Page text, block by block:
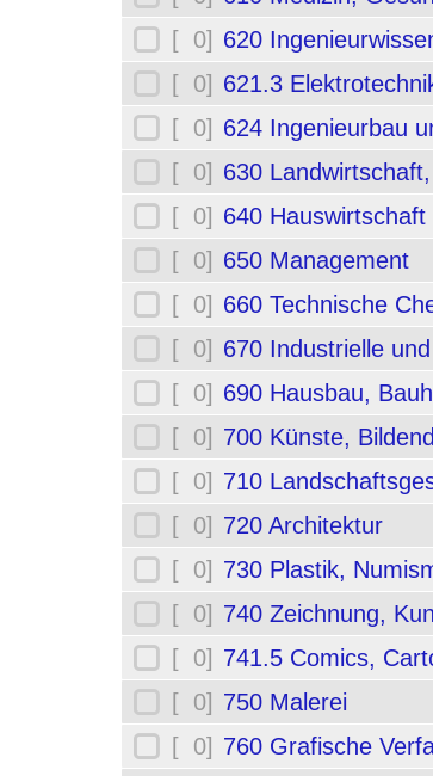
[ 0] 620
[ 0] 621.3
[ 0] 624 Ingenieurbau
[ 0] 630
[ 0] 640
[ 0] 650 Management
[ 0] 660 Technische
[ 0] 670 Industrielle
[ 0] 690 Hausbau,
[ 0] 700 Künste,
[ 0] 710
[ 0] 720 Architektur
[ 0] 730 Plastik,
[ 0] 740 Zeichnung,
[ 0] 741.5 Comics,
[ 0] 750 Malerei
[ 0] 760 Grafische